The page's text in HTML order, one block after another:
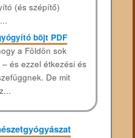
(és szépítő)
böjt PDF
a Földön sok
és ezzel étkezési és
De mit